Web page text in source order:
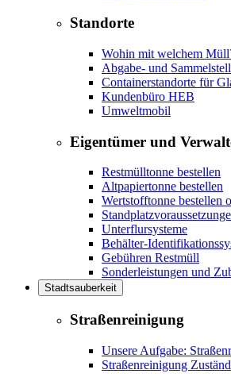
Standorte
Wohin mit welchem
Abgabe- und
Containerstandorte für
Kundenbüro HEB
Umweltmobil
Eigentümer und
Restmülltonne bestellen
Altpapiertonne bestellen
Wertstofftonne bestellen
Unterflursysteme
Behälter-
Gebühren Restmüll
Sonderleistungen und
Stadtsauberkeit
Straßenreinigung
Unsere Aufgabe:
Straßenreinigung